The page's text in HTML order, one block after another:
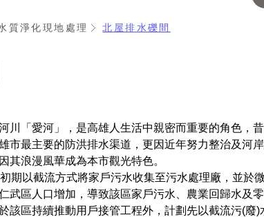
質淨化現地處理 北屋排水礫間
川「愛河」，是高雄人生活中親密而重要的角色，
市最主要的防洪排水渠道，更因近年努力整治及河
其浪漫風華成為本市觀光特色。
期以截流方式將家戶污水收集至污水處理廠，並於
武區人口增加，導致該區家戶污水、農業回歸水及
該區持續推動用戶接管工程外，計劃先以截流污(廢